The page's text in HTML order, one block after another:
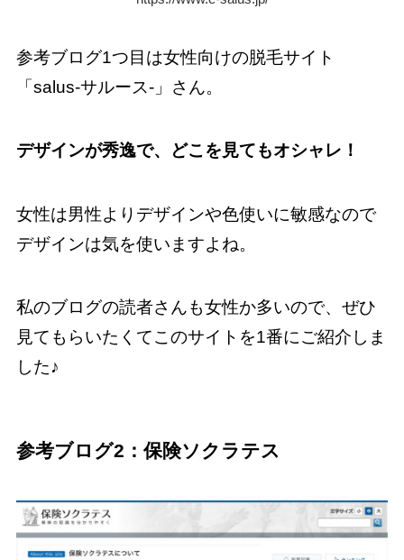
参考ブログ1つ目は女性向けの脱毛サイト
「salus-サルース-」さん。
デザインが秀逸で、どこを見てもオシャレ！
女性は男性よりデザインや色使いに敏感なので
デザインは気を使いますよね。
私のブログの読者さんも女性か多いので、ぜひ
見てもらいたくてこのサイトを1番にご紹介しま
した♪
参考ブログ2：保険ソクラテス